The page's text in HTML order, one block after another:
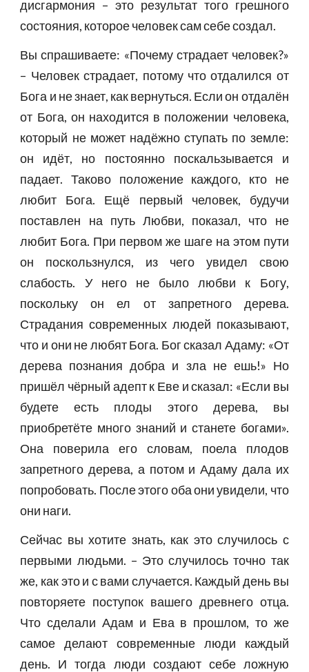
дисгармония – это результат того грешного
состояния, которое человек сам себе создал.
Вы спрашиваете: «Почему страдает человек?»
– Человек страдает, потому что отдалился от
Бога и не знает, как вернуться. Если он отдалён
от Бога, он находится в положении человека,
который не может надёжно ступать по земле:
он идёт, но постоянно поскальзывается и
падает. Таково положение каждого, кто не
любит Бога. Ещё первый человек, будучи
поставлен на путь Любви, показал, что не
любит Бога. При первом же шаге на этом пути
он поскользнулся, из чего увидел свою
слабость. У него не было любви к Богу,
поскольку он ел от запретного дерева.
Страдания современных людей показывают,
что и они не любят Бога. Бог сказал Адаму: «От
дерева познания добра и зла не ешь!» Но
пришёл чёрный адепт к Еве и сказал: «Если вы
будете есть плоды этого дерева, вы
приобретёте много знаний и станете богами».
Она поверила его словам, поела плодов
запретного дерева, а потом и Адаму дала их
попробовать. После этого оба они увидели, что
они наги.
Сейчас вы хотите знать, как это случилось с
первыми людьми. – Это случилось точно так
же, как это и с вами случается. Каждый день вы
повторяете поступок вашего древнего отца.
Что сделали Адам и Ева в прошлом, то же
самое делают современные люди каждый
день. И тогда люди создают себе ложную